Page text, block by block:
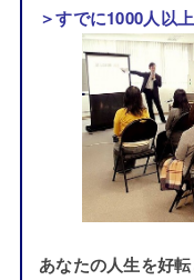
＞すでに1000人以
あなたの人生を好